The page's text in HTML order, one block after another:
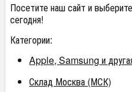
Посетите наш сайт и
сегодня!
Категории:
Apple, Samsung и
Склад Москва (МСК)